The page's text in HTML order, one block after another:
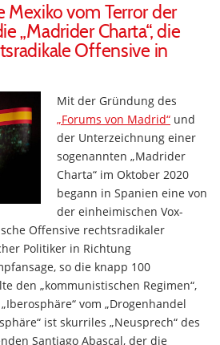
Mexiko vom Terror der
„Madrider Charta“, die
Offensive in
Mit der Gründung des
„Forums von Madrid“ und
der Unterzeichnung einer
sogenannten „Madrider
Charta“ im Oktober 2020
begann in Spanien eine von
der einheimischen Vox-
Offensive rechtsradikaler
Politiker in Richtung
so die knapp 100
den „kommunistischen Regimen“,
vom „Drogenhandel
ist skurriles „Neusprech“ des
Santiago Abascal, der die